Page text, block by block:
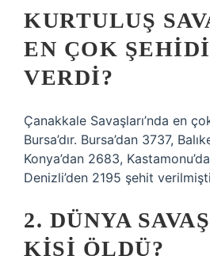
KURTULUŞ
EN ÇOK
VERDI?
Çanakkale Savaşları’nda en
Bursa’dır. Bursa’dan 3737,
Konya’dan 2683,
Denizli’den 2195 şehit
2. DÜNYA
KIŞI ÖLDÜ?